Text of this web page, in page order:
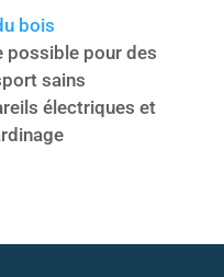
bois
possible pour des
sains
électriques et